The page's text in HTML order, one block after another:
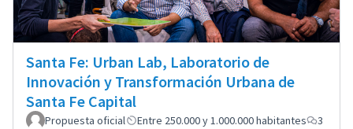
Santa Fe: Urban Lab, Laboratorio de
Innovación y Transformación Urbana de
Santa Fe Capital
Propuesta oficial Entre 250.000 y 1.000.000 habitantes
3